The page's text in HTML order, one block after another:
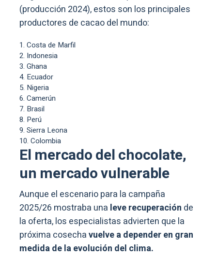
(producción 2024), estos son los principales
productores de cacao del mundo:
Costa de Marfil
Indonesia
Ghana
Ecuador
Nigeria
Camerún
Brasil
Perú
Sierra Leona
Colombia
El mercado del chocolate,
un mercado vulnerable
Aunque el escenario para la campaña
2025/26 mostraba una leve recuperación de
la oferta, los especialistas advierten que la
próxima cosechavuelve a depender en gran
medida de la evolución del clima.